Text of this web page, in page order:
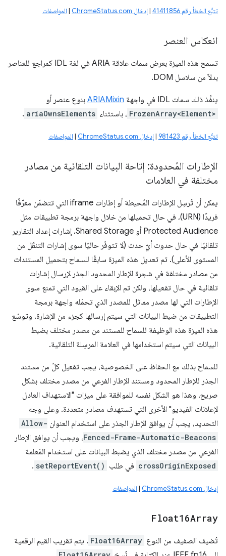
تتبُّع الخطأ رقم 41411856 |إدخال ChromeStatus.com |المواصفات
انعكاس العنصر
تسمح هذه الميزة بعرض سمات علاقة ARIA في لغة IDL كمراجع للعناصر
بدلاً من سلاسل DOM.
ينفِّذ ذلك سمات IDL في واجهة ARIAMixin بنوع عنصر أو
FrozenArray<Element> ، باستثناء ariaOwnsElements
.
تتبُّع الخطأ رقم 981423 |إدخال ChromeStatus.com |المواصفات
الإطارات المُحدودة: إتاحة البيانات التلقائية من مصادر
مختلفة في العلامات
يمكن أن تُرسِل الإطارات المُحيطة أو إطارات iframe التي تتضمّن معرّفًا
فريدًا (URN)، في حال تحميلها من خلال واجهة برمجة تطبيقات مثل
Protected Audience أو Shared Storage، إشارات إعداد التقارير
تلقائيًا في حال حدوث أيّ حدث (لا تتوفّر حاليًا سوى إشارات التنقّل من
المستوى الأعلى). تم تعديل هذه الميزة سابقًا للسماح بتحميل المستندات
من مصادر مختلفة في شجرة الإطار المحدود الجذر لإرسال إشارات
تلقائية في حال تفعيلها، ولكن تم الإبقاء على القيود التي تمنع سوى
الإطارات التي لها مصدر مماثل للمصدر الذي تحمّله واجهة برمجة
التطبيقات من ضبط البيانات التي سيتم إرسالها كجزء من الإشارة. وتوسّع
هذه الميزة هذه الوظيفة للسماح للمستند من مصدر مختلف بضبط
البيانات التي سيتم استخدامها في العلامة المرسِلة التلقائية.
للسماح بذلك مع الحفاظ على الخصوصية، يجب تفعيل كلّ من مستند
الجذر للإطار المحدود ومستند الإطار الفرعي من مصدر مختلف بشكل
صريح. وهذا هو الشكل نفسه للموافقة على ميزات "الاستهداف العادل
لإعلانات الفيديو" الأخرى التي تستهدف مصادر متعددة. وعلى وجه
التحديد، يجب أن يوافق الإطار الجذر على استخدام العنوان Allow-
Fenced-Frame-Automatic-Beacons، ويجب أن يوافق الإطار
الفرعي من مصدر مختلف الذي يضبط البيانات على استخدام المَعلمة
crossOriginExposed في طلب setReportEvent()
.
إدخال ChromeStatus.com |المواصفات
Float16Array
تُضيف الصفيف من النوع Float16Array . يتم تقريب القيم الرقمية